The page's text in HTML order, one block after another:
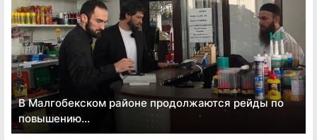
В Малгобекском районе продолжаются рейды по
повышению...